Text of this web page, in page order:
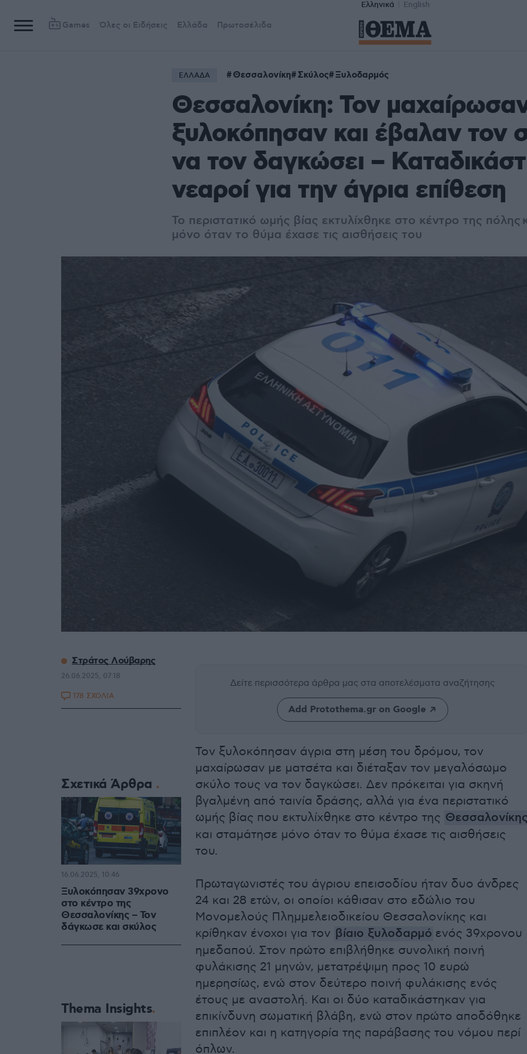
Ελληνικά English
Games Όλες οι Ειδήσεις Ελλάδα Πρωτοσέλιδα
ΕΛΛΑΔΑ Θεσσαλονίκη Σκύλος Ξυλοδαρμός
Θεσσαλονίκη: Τον
ξυλοκόπησαν και έβαλαν τον
να τον δαγκώσει –
νεαροί για την άγρια επίθεση
To περιστατικό ωμής βίας εκτυλίχθηκε στο κέντρο της πόλης
μόνο όταν το θύμα έχασε τις αισθήσεις του
Δείτε περισσότερα άρθρα μας στα αποτελέσματα αναζήτησης
Add Protothema.gr on Google
Τον ξυλοκόπησαν άγρια στη μέση του δρόμου, τον
μαχαίρωσαν με ματσέτα και διέταξαν τον μεγαλόσωμο
σκύλο τους να τον δαγκώσει. Δεν πρόκειται για σκηνή
βγαλμένη από ταινία δράσης, αλλά για ένα περιστατικό
ωμής βίας που εκτυλίχθηκε στο κέντρο της
και σταμάτησε μόνο όταν το θύμα έχασε τις αισθήσεις
του.
Πρωταγωνιστές του άγριου επεισοδίου ήταν δυο άνδρες
24 και 28 ετών, οι οποίοι κάθισαν στο εδώλιο του
Μονομελούς Πλημμελειοδικείου Θεσσαλονίκης και
κρίθηκαν ένοχοι για τον βίαιο ξυλοδαρμό ενός 39χρονου
ημεδαπού. Στον πρώτο επιβλήθηκε συνολική ποινή
φυλάκισης 21 μηνών, μετατρέψιμη προς 10 ευρώ
ημερησίως, ενώ στον δεύτερο ποινή φυλάκισης ενός
έτους με αναστολή. Και οι δύο καταδικάστηκαν για
επικίνδυνη σωματική βλάβη, ενώ στον πρώτο αποδόθηκε
επιπλέον και η κατηγορία της παράβασης του νόμου περί
όπλων.
Στράτος Λούβαρης
26.06.2025, 07:18
178 ΣΧΟΛΙΑ
Σχετικά Άρθρα
Ξυλοκόπησαν 39χρονο
στο κέντρο της
Θεσσαλονίκης – Τον
δάγκωσε και σκύλος
16.06.2025, 10:46
Thema Insights